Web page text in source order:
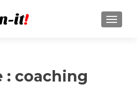
MENU
: coaching